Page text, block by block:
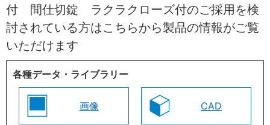
付 間仕切錠 ラクラクローズ付のご採用を検
討されている方はこちらから製品の情報がご覧
いただけます
各種データ・ライブラリー
画像 CAD